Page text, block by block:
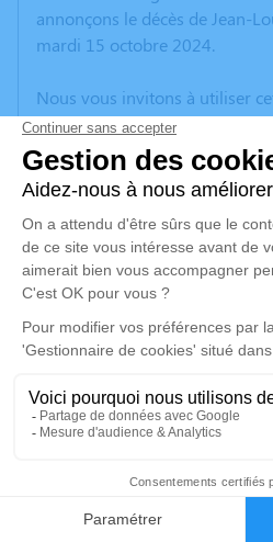
Faire-part
annonçons le décès de Jean-
mardi 15 octobre 2024.
Nous vous invitons à utiliser
vos condoléances, partager
anecdote ou exprimer vos
poèmes ou des textes. Cet
d'expression dédié à honorer
Louis COUSTY.
Un service de plantation
disponible ici.
Cérémonie religieuse
Église Montauban-
rue de l'Abbé J. Mercadier